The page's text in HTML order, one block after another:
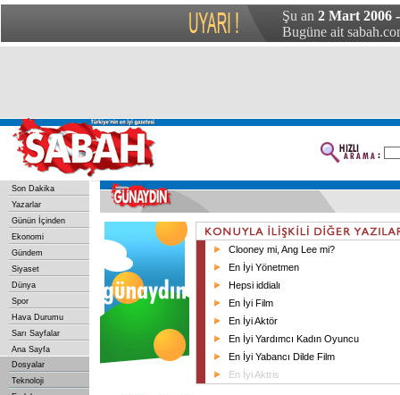
Şu an 2 Mart 2006
Bugüne ait
Son Dakika
Yazarlar
Günün İçinden
Ekonomi
Gündem
Siyaset
Dünya
Spor
Hava Durumu
Sarı Sayfalar
Ana Sayfa
Dosyalar
Teknoloji
Clooney mi, Ang Lee mi?
En İyi Yönetmen
Hepsi iddialı
En İyi Film
En İyi Aktör
En İyi Yardımcı Kadın Oyuncu
En İyi Yabancı Dilde Film
En İyi Aktris